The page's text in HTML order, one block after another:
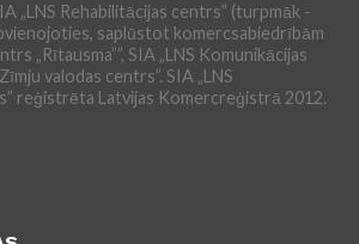
„LNS Rehabilitācijas centrs” (turpmāk -
saplūstot komercsabiedrībām
„Rītausma””, SIA „LNS Komunikācijas
valodas centrs”. SIA „LNS
reģistrēta Latvijas Komercreģistrā 2012.